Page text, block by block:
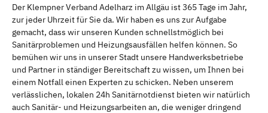
Der Klempner Verband Adelharz im Allgäu ist 365 Tage im Jahr,
zur jeder Uhrzeit für Sie da. Wir haben es uns zur Aufgabe
gemacht, dass wir unseren Kunden schnellstmöglich bei
Sanitärproblemen und Heizungsausfällen helfen können. So
bemühen wir uns in unserer Stadt unsere Handwerksbetriebe
und Partner in ständiger Bereitschaft zu wissen, um Ihnen bei
einem Notfall einen Experten zu schicken. Neben unserem
verlässlichen, lokalen 24h Sanitärnotdienst bieten wir natürlich
auch Sanitär- und Heizungsarbeiten an, die weniger dringend